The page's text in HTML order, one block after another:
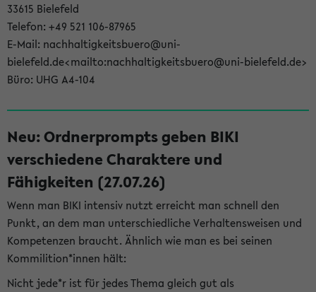
33615 Bielefeld
Telefon: +49 521 106-87965
E-Mail: nachhaltigkeitsbuero@uni-
bielefeld.de<mailto:nachhaltigkeitsbuero@uni-bielefeld.de>
Büro: UHG A4-104
Neu: Ordnerprompts geben BIKI
verschiedene Charaktere und
Fähigkeiten (27.07.26)
Wenn man BIKI intensiv nutzt erreicht man schnell den
Punkt, an dem man unterschiedliche Verhaltensweisen und
Kompetenzen braucht. Ähnlich wie man es bei seinen
Kommilition*innen hält:
Nicht jede*r ist für jedes Thema gleich gut als